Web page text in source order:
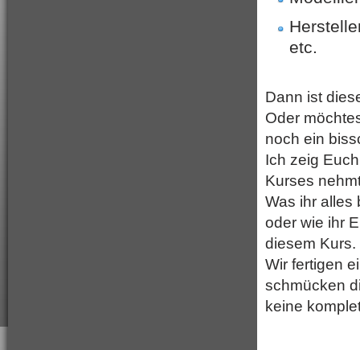
etc.
Dann ist
Oder
noch ein
Ich zeig
Kurses
Was ihr alles
oder wie ihr
diesem Kurs.
Wir fertigen
schmücken
keine